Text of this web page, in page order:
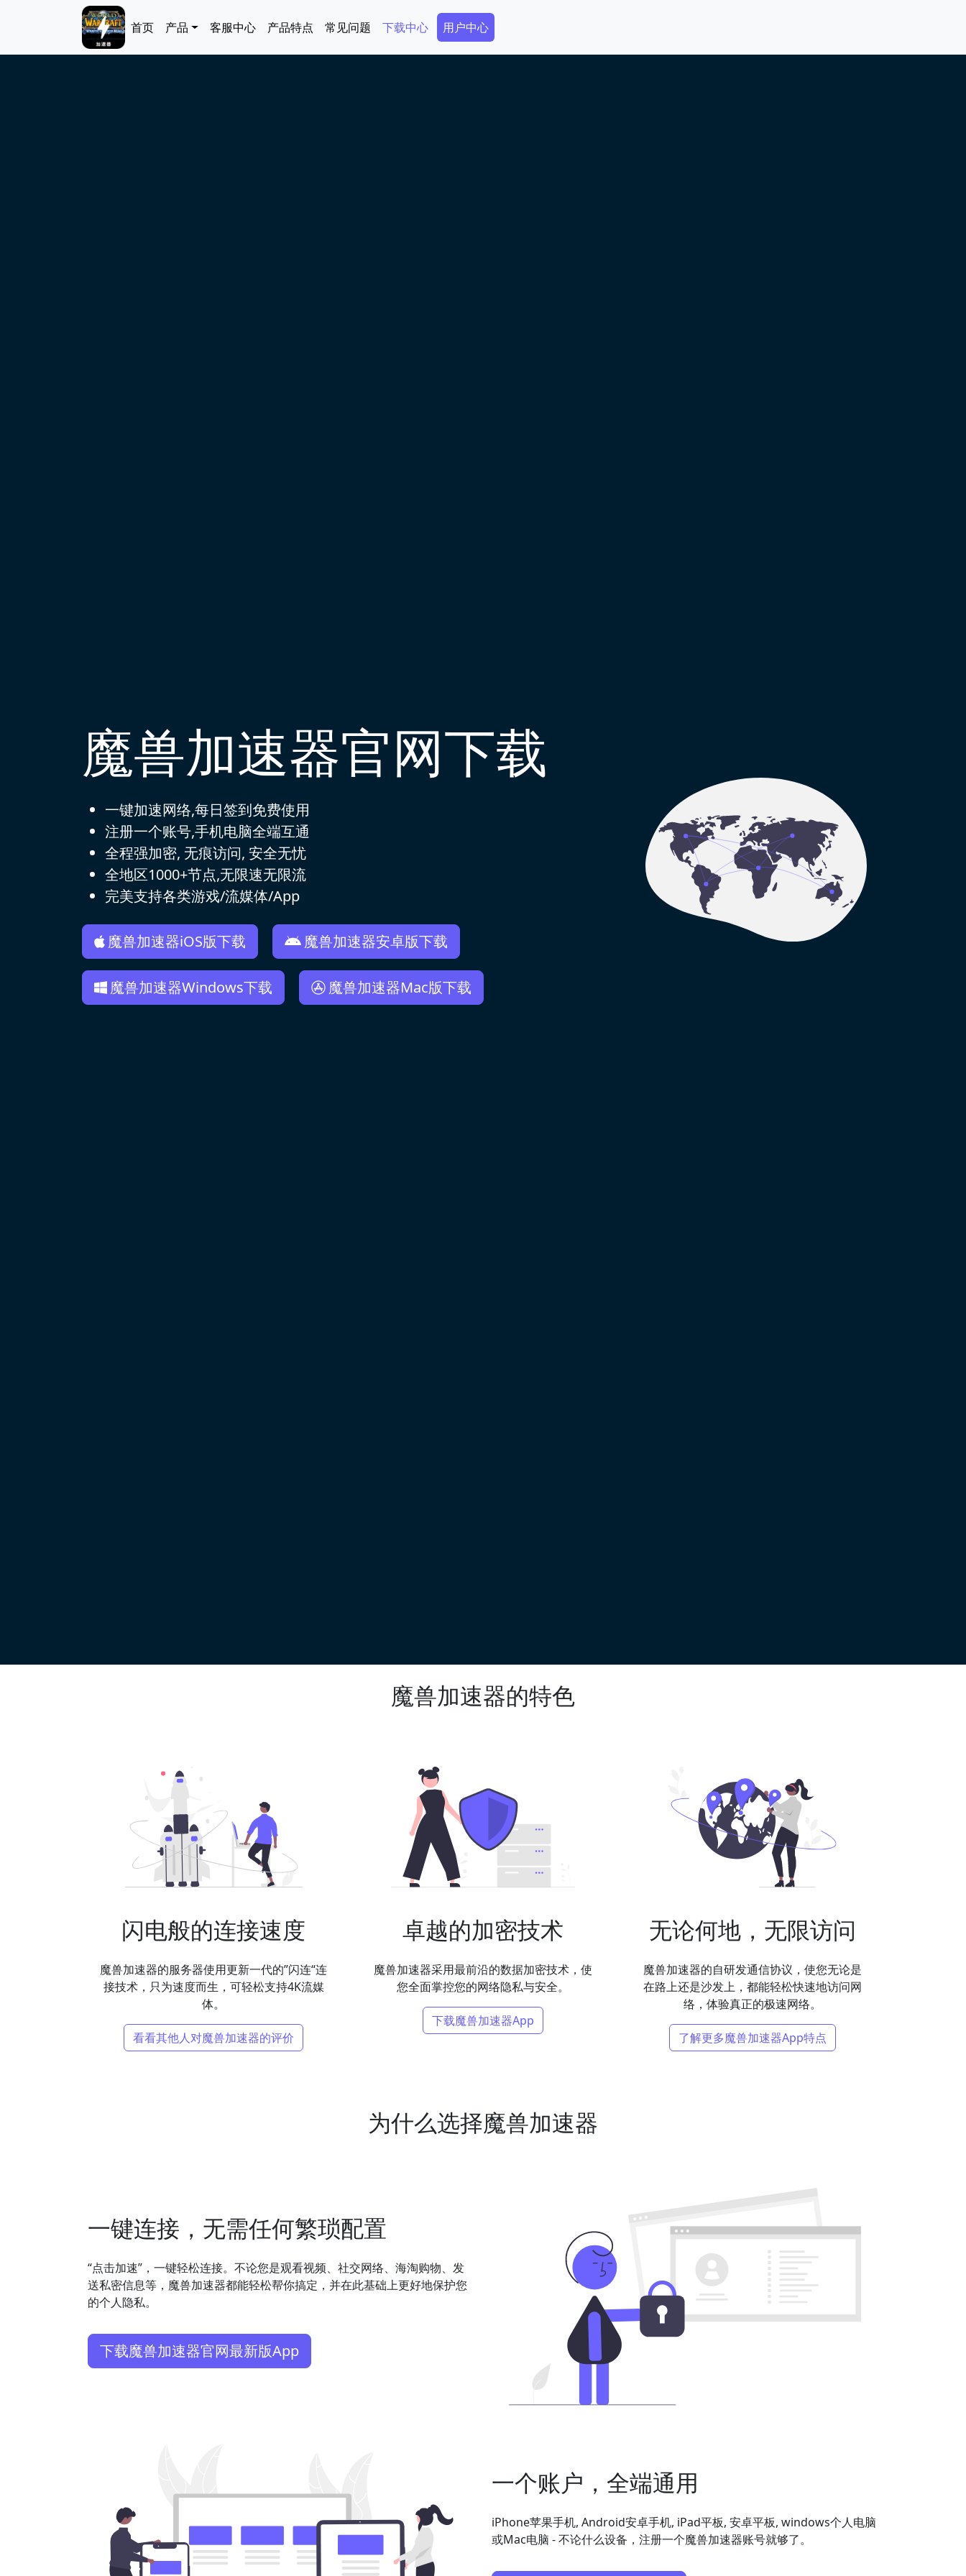
Main navigation
首页 产品 客服中心 产品特点 常见问题 下载中心 Secondary Menu
用户中心
魔兽加速器官网下载
一键加速网络,每日签到免费使用
注册一个账号,手机电脑全端互通
全程强加密, 无痕访问, 安全无忧
全地区1000+节点,无限速无限流
完美支持各类游戏/流媒体/App
魔兽加速器iOS版下载 魔兽加速器安卓版下载
魔兽加速器Windows下载 魔兽加速器Mac版下载
魔兽加速器的特色
闪电般的连接速度
魔兽加速器的服务器使用更新一代的”闪连“连
接技术，只为速度而生，可轻松支持4K流媒
体。
看看其他人对魔兽加速器的评价
卓越的加密技术
魔兽加速器采用最前沿的数据加密技术，使
您全面掌控您的网络隐私与安全。
下载魔兽加速器App
无论何地，无限访问
魔兽加速器的自研发通信协议，使您无论是
在路上还是沙发上，都能轻松快速地访问网
络，体验真正的极速网络。
了解更多魔兽加速器App特点
为什么选择魔兽加速器
一键连接，无需任何繁琐配置
“点击加速”，一键轻松连接。不论您是观看视频、社交网络、海淘购物、发
送私密信息等，魔兽加速器都能轻松帮你搞定，并在此基础上更好地保护您
的个人隐私。
下载魔兽加速器官网最新版App
一个账户，全端通用
iPhone苹果手机, Android安卓手机, iPad平板, 安卓平板, windows个人电脑
或Mac电脑 - 不论什么设备，注册一个魔兽加速器账号就够了。